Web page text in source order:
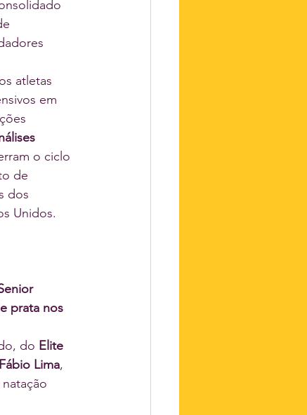
atletas
em
o ciclo
de
dos
Unidos.
prata nos
do Elite
Fábio Lima,